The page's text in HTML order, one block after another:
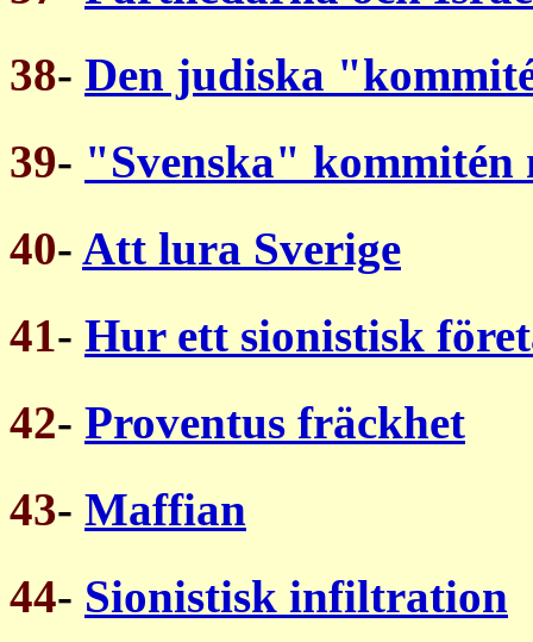
38- Den judiska
39- "Svenska" kommitén
40- Att lura Sverige
41- Hur ett sionistisk
42- Proventus fräckhet
43- Maffian
44- Sionistisk infiltration